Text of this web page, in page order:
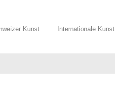
Kunst Internationale Kunst